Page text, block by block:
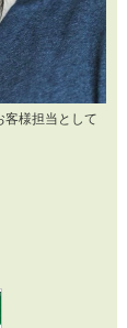
客様担当として